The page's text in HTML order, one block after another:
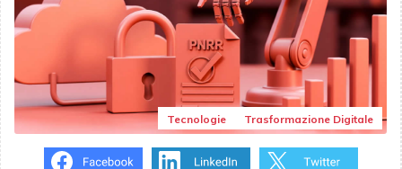
Tecnologie Trasformazione Digitale